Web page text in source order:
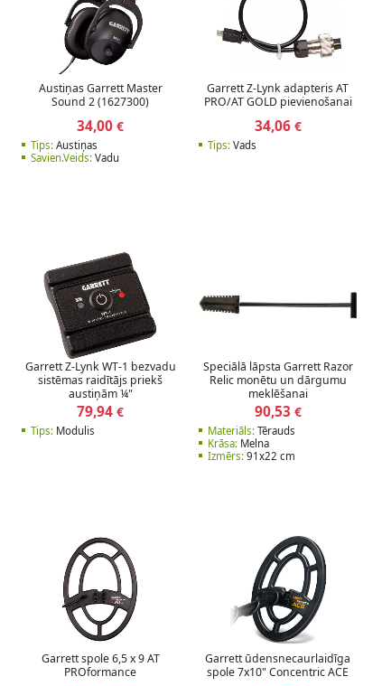
Austiņas Garrett Master
Sound 2 (1627300)
34,00 €
Tips:Austiņas
Savien.Veids:Vadu
Garrett Z-Lynk adapteris AT
PRO/AT GOLD pievienošanai
34,06€
Tips: Vads
Garrett Z-Lynk WT-1 bezvadu
sistēmas raidītājs priekš
austiņām ¼"
79,94 €
Tips:Modulis
Speciālā lāpsta Garrett Razor
Relic monētu un dārgumu
meklēšanai
90,53€
Materiāls: Tērauds
Krāsa: Melna
Izmērs: 91x22 cm
Garrett spole 6,5 x 9 AT
PROformance
Garrett ūdensnecaurlaidīga
spole 7x10" Concentric ACE